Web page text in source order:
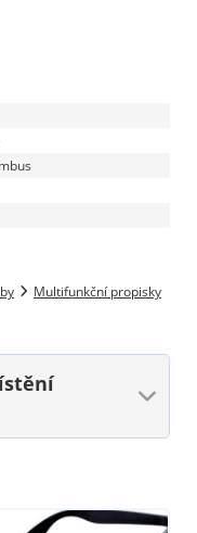
Multifunkční propisky